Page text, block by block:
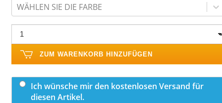
WÄHLEN SIE DIE FARBE
ZUM WARENKORB HINZUFÜGEN
Ich wünsche mir den kostenlosen Versand für
diesen Artikel.